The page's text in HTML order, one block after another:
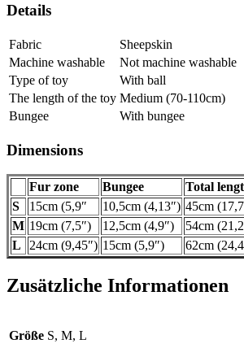
Details
Fabric
Sheepskin
Machine washable
Not machine washable
Type of toy
With ball
The length of the toy Medium (70-110cm)
Bungee
With bungee
Dimensions
Fur zone Bungee
Total
S
15cm (5,9″ 10,5cm (4,13″) 45cm
M 19cm (7,5″) 12,5cm (4,9″)
54cm
L
24cm (9,45″) 15cm (5,9″) 62cm
Zusätzliche Informationen
Größe S, M, L